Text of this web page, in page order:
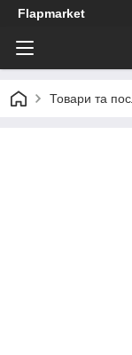
Flapmarket
Товари та